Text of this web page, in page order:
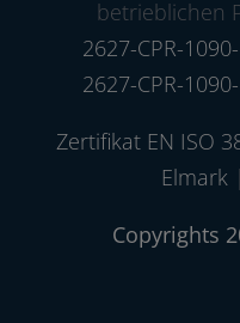
betrieblichen
2627-CPR-
2627-CPR-
Zertifikat EN ISO
Elmark|
Copyrights